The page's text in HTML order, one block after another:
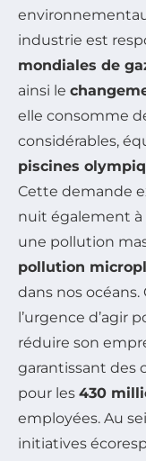
industrie est
mondiales de
ainsi le
elle consomme
considérables,
piscines
Cette demande
nuit également à
une pollution
pollution
dans nos
l’urgence d’agir
réduire son
garantissant des
pour les 430
employées. Au
initiatives